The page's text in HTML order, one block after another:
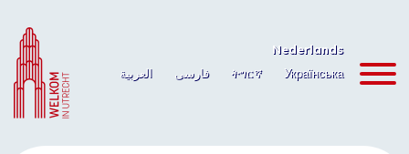
naar
de
inhoud
Nederlands
العربية
فارسی ትግርኛ Українська